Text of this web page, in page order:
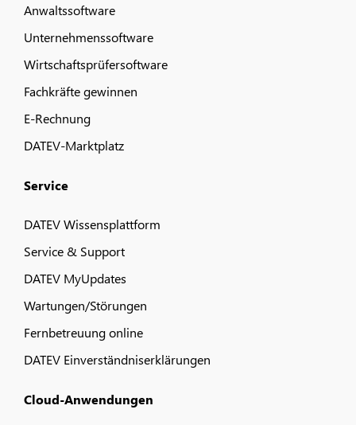
Anwaltssoftware
Unternehmenssoftware
Wirtschaftsprüfersoftware
Fachkräfte gewinnen
E-Rechnung
DATEV-Marktplatz
Service
DATEV Wissensplattform
Service & Support
DATEV MyUpdates
Wartungen/Störungen
Fernbetreuung online
DATEV Einverständniserklärungen
Cloud-Anwendungen